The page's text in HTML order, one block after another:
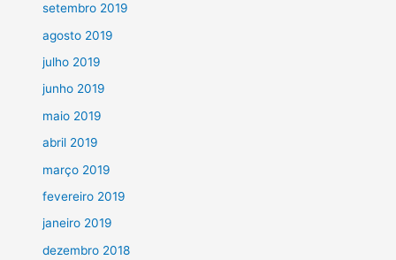
setembro 2019
agosto 2019
julho 2019
junho 2019
maio 2019
abril 2019
março 2019
fevereiro 2019
janeiro 2019
dezembro 2018